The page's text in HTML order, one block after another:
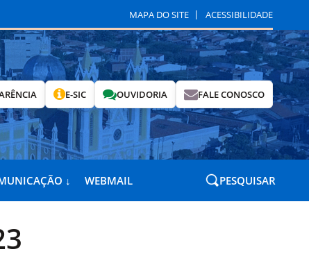
MAPA DO SITE ACESSIBILIDADE
E-SIC OUVIDORIA FALE CONOSCO
↓ WEBMAIL PESQUISAR